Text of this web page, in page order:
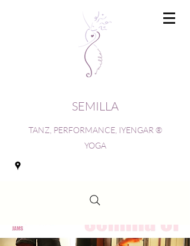
SEMILLA
TANZ, PERFORMANCE, IYENGAR ®
YOGA